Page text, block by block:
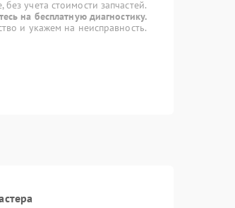
учета стоимости запчастей.
на бесплатную диагностику.
и укажем на неисправность.